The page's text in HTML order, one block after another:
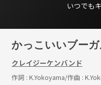
いつでも
かっこいいブー
クレイジーケンバンド
作詞 : K.Yokoyama/作曲 :